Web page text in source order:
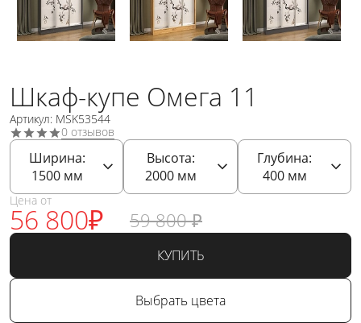
Шкаф-купе Омега 11
Артикул: MSK53544
0 отзывов
Ширина:
1500мм
Высота:
2000мм
Глубина:
400мм
Цена от
56 800₽ 59 800 ₽
КУПИТЬ
Выбрать цвета